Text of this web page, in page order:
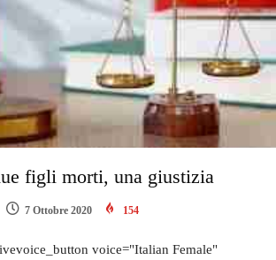
figli morti, una giustizia
7 Ottobre 2020 154
voice="Italian Female"